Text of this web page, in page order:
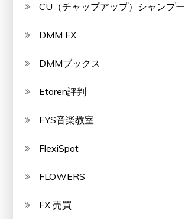
CU（チャップアップ）シャンプー
DMM FX
DMMブックス
Etoren評判
EYS音楽教室
FlexiSpot
FLOWERS
FX 売買